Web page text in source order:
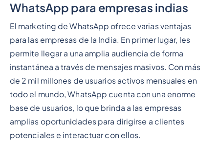
WhatsApp para empresas indias
El marketing de WhatsApp ofrece varias ventajas
para las empresas de la India. En primer lugar, les
permite llegar a una amplia audiencia de forma
instantánea a través de mensajes masivos. Con más
de 2 mil millones de usuarios activos mensuales en
todo el mundo, WhatsApp cuenta con una enorme
base de usuarios, lo que brinda a las empresas
amplias oportunidades para dirigirse a clientes
potenciales e interactuar con ellos.